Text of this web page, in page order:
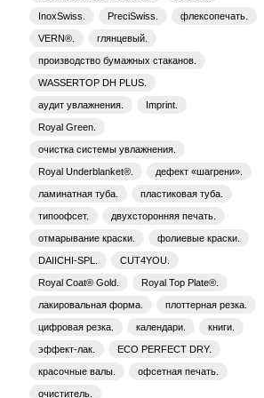
InoxSwiss. PreciSwiss. флексопечать.
VERN®. глянцевый.
производство бумажных стаканов.
WASSERTOP DH PLUS.
аудит увлажнения. Imprint.
Royal Green.
очистка системы увлажнения.
Royal Underblanket®. дефект «шагрени».
ламинатная туба. пластиковая туба.
типоофсет. двухсторонняя печать.
отмарывание краски. фолиевые краски.
DAIICHI-SPL. CUT4YOU.
Royal Coat® Gold. Royal Top Plate®.
лакировальная форма. плоттерная резка.
цифровая резка. календари. книги.
эффект-лак. ECO PERFECT DRY.
красочные валы. офсетная печать.
очиститель.